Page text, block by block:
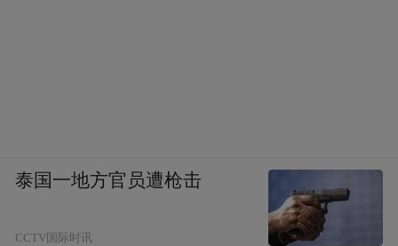
泰国一地方官员遭枪击
CCTV国际时讯